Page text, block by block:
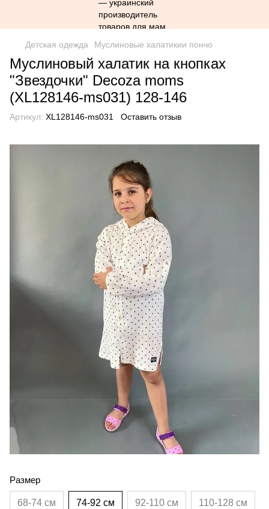
Детская одежда Муслиновые халатикии пончо
Муслиновый халатик на кнопках
"Звездочки" Decoza moms
(XL128146-ms031) 128-146
Артикул: XL128146-ms031 Оставить отзыв
Размер
68-74 см 74-92 см 92-110 см 110-128 см